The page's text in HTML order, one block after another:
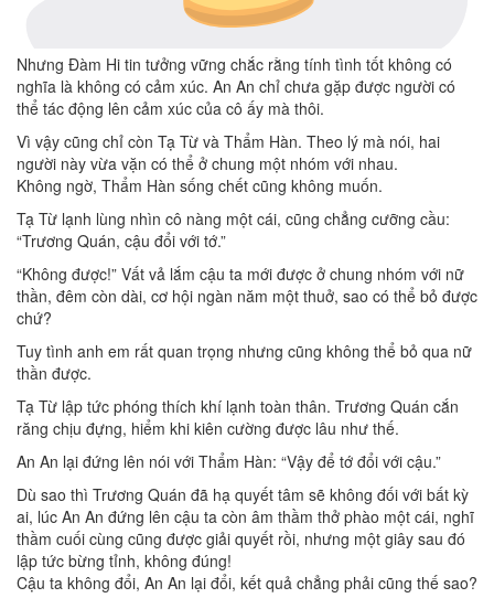
Nhưng Đàm Hi tin tưởng vững chắc rằng tính tình tốt không có
nghĩa là không có cảm xúc. An An chỉ chưa gặp được người có
thể tác động lên cảm xúc của cô ấy mà thôi.
Vì vậy cũng chỉ còn Tạ Từ và Thẩm Hàn. Theo lý mà nói, hai
người này vừa vặn có thể ở chung một nhóm với nhau.
Không ngờ, Thẩm Hàn sống chết cũng không muốn.
Tạ Từ lạnh lùng nhìn cô nàng một cái, cũng chẳng cưỡng cầu:
“Trương Quán, cậu đổi với tớ.”
“Không được!” Vất vả lắm cậu ta mới được ở chung nhóm với nữ
thần, đêm còn dài, cơ hội ngàn năm một thuở, sao có thể bỏ được
chứ?
Tuy tình anh em rất quan trọng nhưng cũng không thể bỏ qua nữ
thần được.
Tạ Từ lập tức phóng thích khí lạnh toàn thân. Trương Quán cắn
răng chịu đựng, hiểm khi kiên cường được lâu như thế.
An An lại đứng lên nói với Thẩm Hàn: “Vậy để tớ đổi với cậu.”
Dù sao thì Trương Quán đã hạ quyết tâm sẽ không đối với bất kỳ
ai, lúc An An đứng lên cậu ta còn âm thầm thở phào một cái, nghĩ
thầm cuối cùng cũng được giải quyết rồi, nhưng một giây sau đó
lập tức bừng tỉnh, không đúng!
Cậu ta không đổi, An An lại đổi, kết quả chẳng phải cũng thế sao?